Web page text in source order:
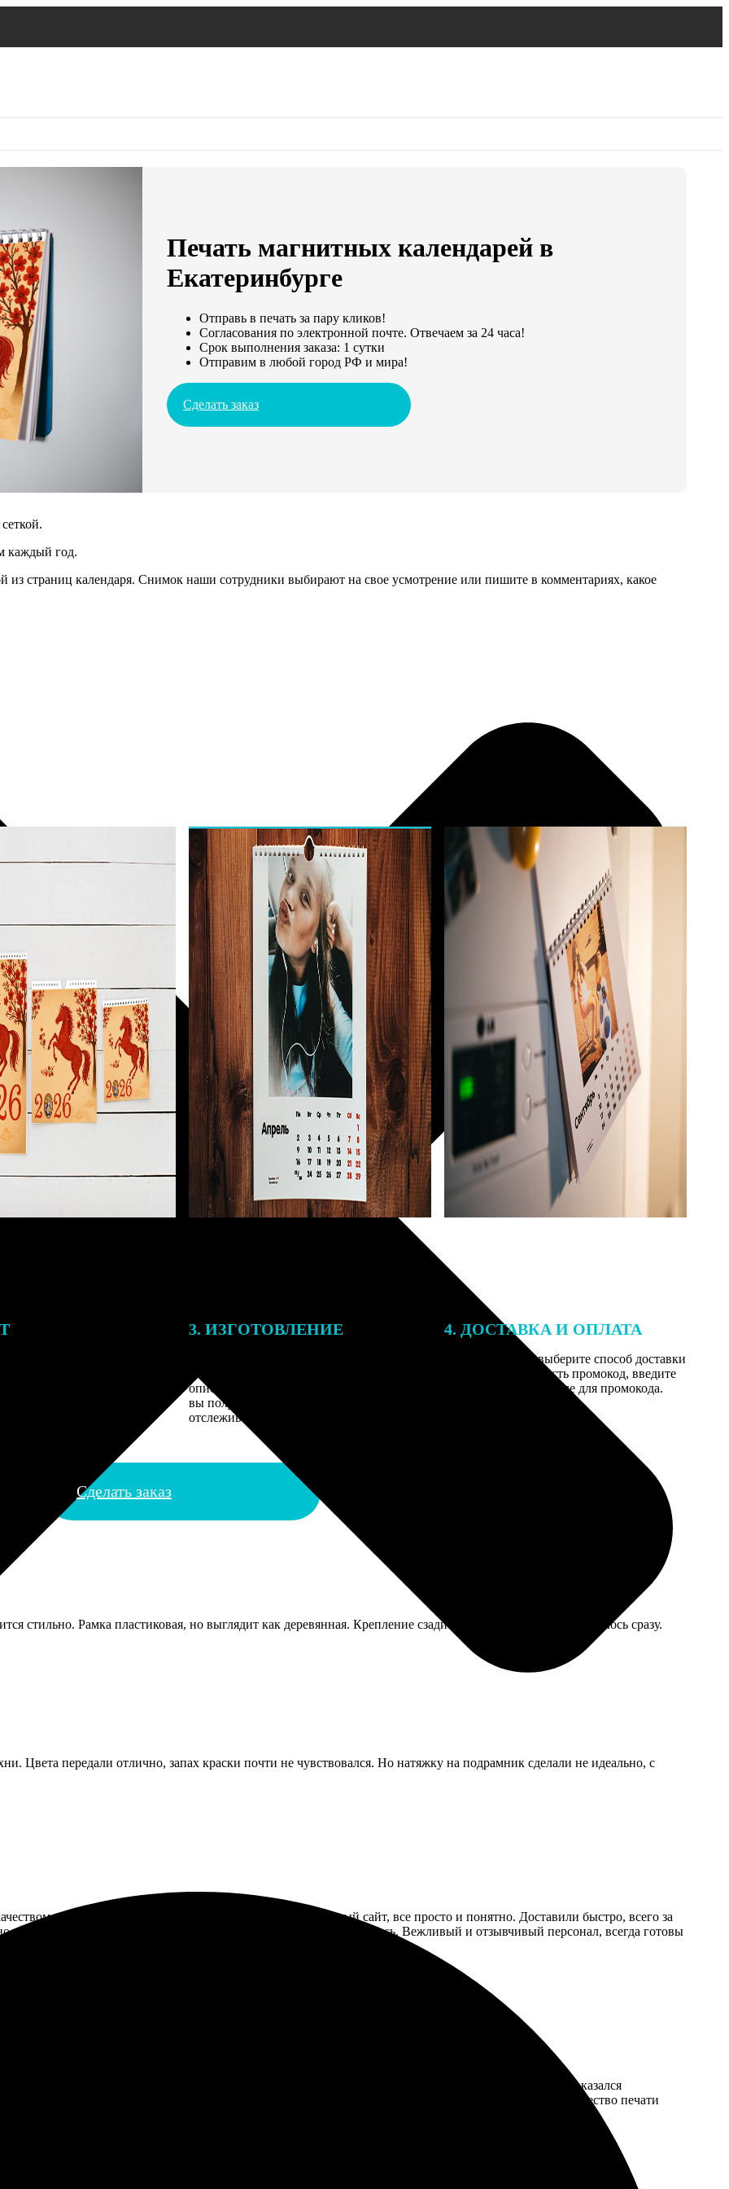
Печать магнитных календарей в
Екатеринбурге
Отправь в печать за пару кликов!
Согласования по электронной почте. Отвечаем за 24 часа!
Срок выполнения заказа: 1 сутки
Отправим в любой город РФ и мира!
Сделать заказ
каждый год.
страниц календаря. Снимок наши сотрудники выбирают на свое усмотрение или пишите в комментариях, какое
3. ИЗГОТОВЛЕНИЕ
описанием заказа. Когда отправим заказ
вы получите письмо с трек-номером для
отслеживания.
4. ДОСТАВКА И ОПЛАТА
Введите адрес и выберите способ доставки
заказа. Если у вас есть промокод, введите
его в специальное поле для промокода.
Сделать заказ
стильно. Рамка пластиковая, но выглядит как деревянная. Крепление сзади не очень удобное, перекосилось сразу.
Цвета передали отлично, запах краски почти не чувствовался. Но натяжку на подрамник сделали не идеально, с
— яркие, четкие изображения. Заказала через удобный сайт, все просто и понятно. Доставили быстро, всего за
под любые вкусы. Упакованы отлично, ничего не помялось. Вежливый и отзывчивый персонал, всегда готовы
идеей. Сначала выбрала фотографии, затем загрузила их на сайт. Процесс оформления заказа оказался
исполнения меня приятно удивили, готовые календари пришли гораздо раньше, чем ожидала. Качество печати
такая компания, где всё сделано на совесть. Обязательно буду заказывать ещё!